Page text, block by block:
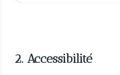
2. Accessibilité